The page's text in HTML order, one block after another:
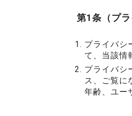
第1条（プラ
プライバシ
て、当該情
プライバシ
ス、ご覧に
年齢、ユー